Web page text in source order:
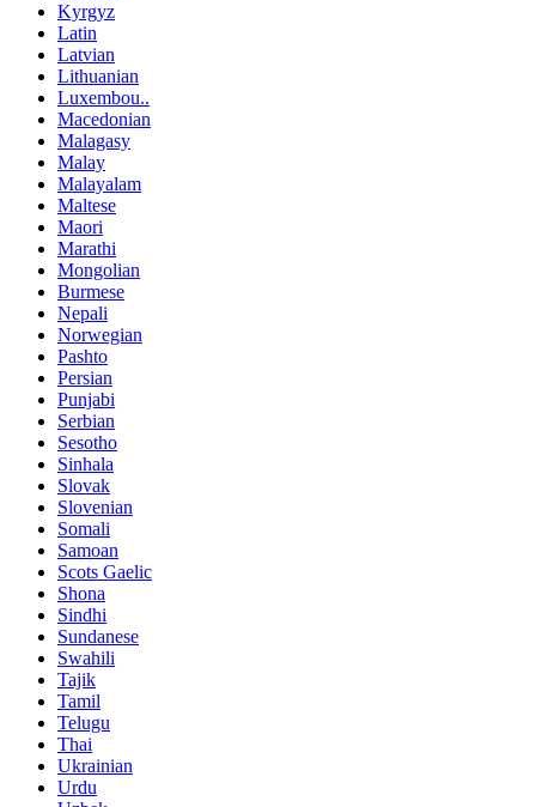
Kyrgyz
Latin
Latvian
Lithuanian
Luxembou..
Macedonian
Malagasy
Malay
Malayalam
Maltese
Maori
Marathi
Mongolian
Burmese
Nepali
Norwegian
Pashto
Persian
Punjabi
Serbian
Sesotho
Sinhala
Slovak
Slovenian
Somali
Samoan
Scots Gaelic
Shona
Sindhi
Sundanese
Swahili
Tajik
Tamil
Telugu
Thai
Ukrainian
Urdu